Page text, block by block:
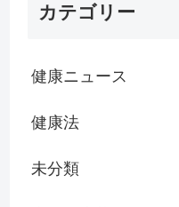
カテゴリー
健康ニュース
健康法
未分類